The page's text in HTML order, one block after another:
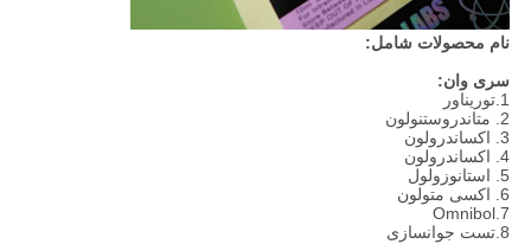
نام محصولات شامل:
سری وان:
1.توریناور
2. متاندروستنولون
3. اکساندرولون
4. اکساندرولون
5. استانوزولول
6. اکسی متولون
7.Omnibol
8.تست جوانسازی